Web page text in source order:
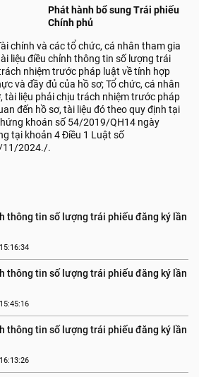
Phát hành bổ sung Trái phiếu
Chính phủ
chính và các tổ chức, cá nhân tham gia
liệu điều chỉnh thông tin số lượng trái
nhiệm trước pháp luật về tính hợp
và đầy đủ của hồ sơ; Tổ chức, cá nhân
tài liệu phải chịu trách nhiệm trước pháp
đến hồ sơ, tài liệu đó theo quy định tại
khoán số 54/2019/QH14 ngày
tại khoản 4 Điều 1 Luật số
11/2024./.
thông tin số lượng trái phiếu đăng ký lần
thông tin số lượng trái phiếu đăng ký lần
thông tin số lượng trái phiếu đăng ký lần